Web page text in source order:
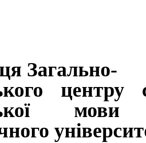
Загально-
мови